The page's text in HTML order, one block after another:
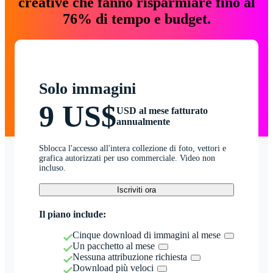
76% di tempo e budget.
Solo immagini
9 US$USD al mese fatturato
annualmente
Sblocca l'accesso all'intera collezione di foto, vettori e
grafica autorizzati per uso commerciale. Video non
incluso.
Iscriviti ora
Il piano include:
Cinque download di immagini al mese
Un pacchetto al mese
Nessuna attribuzione richiesta
Download più veloci